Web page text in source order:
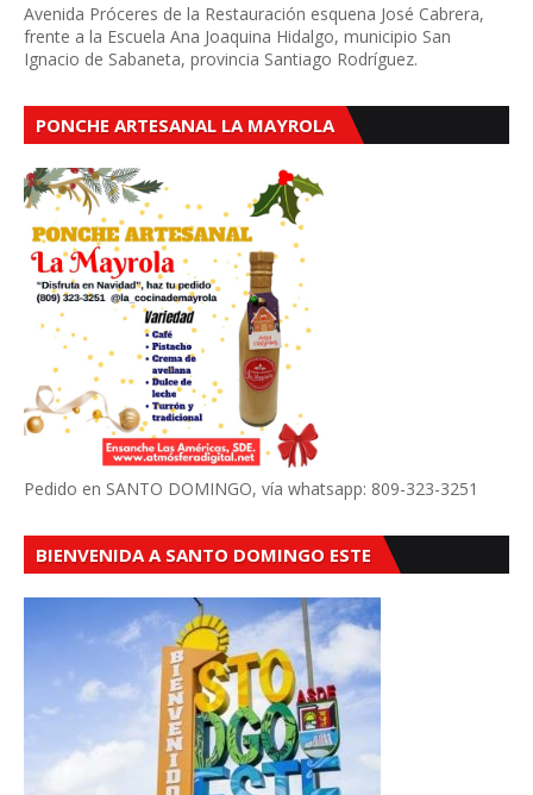
Avenida Próceres de la Restauración esquena José Cabrera,
frente a la Escuela Ana Joaquina Hidalgo, municipio San
Ignacio de Sabaneta, provincia Santiago Rodríguez.
PONCHE ARTESANAL LA MAYROLA
Pedido en SANTO DOMINGO, vía whatsapp: 809-323-3251
BIENVENIDA A SANTO DOMINGO ESTE